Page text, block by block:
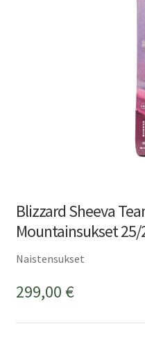
Blizzard Sheeva
Mountainsukset 25/
Naistensukset
299,00 €